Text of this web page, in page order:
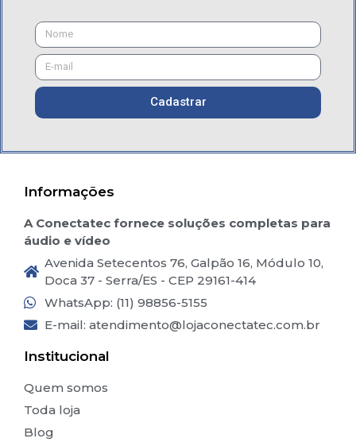
Cadastrar
Informações
A Conectatec fornece soluções completas para
áudio e vídeo
Avenida Setecentos 76, Galpão 16, Módulo 10,
Doca 37 - Serra/ES - CEP 29161-414
WhatsApp: (11) 98856-5155
E-mail:atendimento@lojaconectatec.com.br
Institucional
Quem somos
Toda loja
Blog